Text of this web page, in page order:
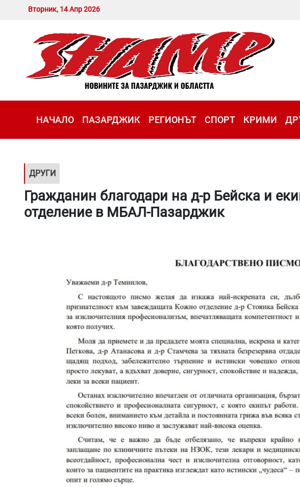
Вторник, 14 Апр 2026
НАЧАЛО ПАЗАРДЖИК РЕГИОНЪТ СПОРТ КРИМИ
ДРУГИ
Гражданин благодари на д-р Бейска и
отделение в МБАЛ-Пазарджик